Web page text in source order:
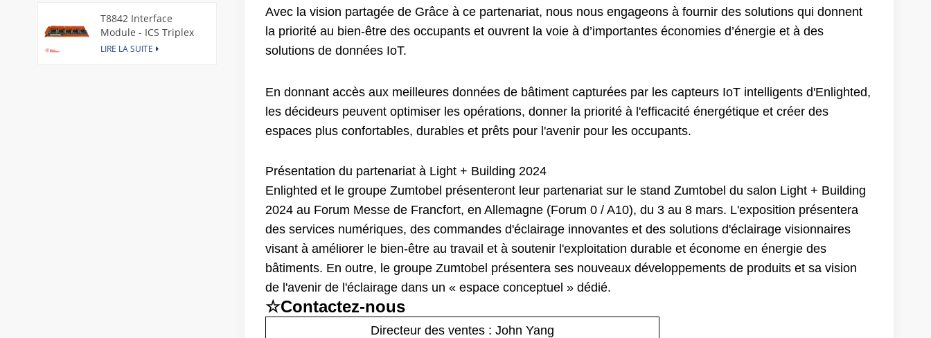
Avec la vision partagée de Grâce à ce partenariat, nous nous engageons à fournir des solutions qui donnent
la priorité au bien-être des occupants et ouvrent la voie à d’importantes économies d’énergie et à des
solutions de données IoT.
En donnant accès aux meilleures données de bâtiment capturées par les capteurs IoT intelligents d'Enlighted,
les décideurs peuvent optimiser les opérations, donner la priorité à l'efficacité énergétique et créer des
espaces plus confortables, durables et prêts pour l'avenir pour les occupants.
Présentation du partenariat à Light + Building 2024
Enlighted et le groupe Zumtobel présenteront leur partenariat sur le stand Zumtobel du salon Light + Building
2024 au Forum Messe de Francfort, en Allemagne (Forum 0 / A10), du 3 au 8 mars. L'exposition présentera
des services numériques, des commandes d'éclairage innovantes et des solutions d'éclairage visionnaires
visant à améliorer le bien-être au travail et à soutenir l'exploitation durable et économe en énergie des
bâtiments. En outre, le groupe Zumtobel présentera ses nouveaux développements de produits et sa vision
de l'avenir de l'éclairage dans un « espace conceptuel » dédié.
☆Contactez-nous
Directeur des ventes :John Yang
T8842 Interface
Module - ICS Triplex
LIRE LA SUITE